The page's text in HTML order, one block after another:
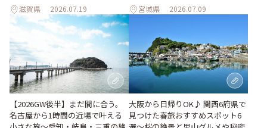
滋賀県 2026.07.19 宮城県 2026.07.09
【2026GW後半】まだ間に合う。
名古屋から1時間の近場で叶える
大阪から日帰りOK♪ 関西6府県で
見つけた春旅おすすめスポット6